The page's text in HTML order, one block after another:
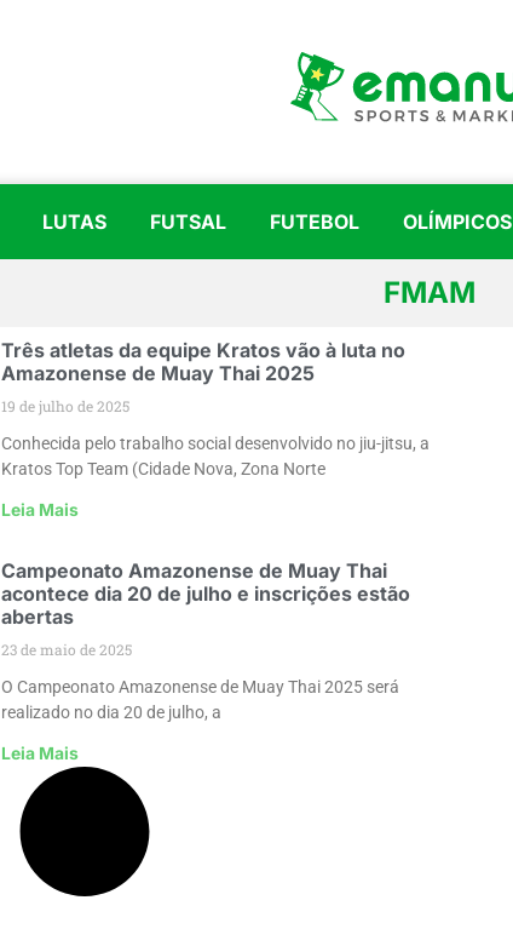
LUTAS FUTSAL FUTEBOL OLÍMPICOS
FMAM
Três atletas da equipe Kratos vão à luta no
Amazonense de Muay Thai 2025
19 de julho de 2025
Conhecida pelo trabalho social desenvolvido no jiu-jitsu, a
Kratos Top Team (Cidade Nova, Zona Norte
Leia Mais
Campeonato Amazonense de Muay Thai
acontece dia 20 de julho e inscrições estão
abertas
23 de maio de 2025
O Campeonato Amazonense de Muay Thai 2025 será
realizado no dia 20 de julho, a
Leia Mais